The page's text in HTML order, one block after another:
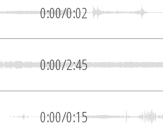
0:00/0:02
0:00/2:45
0:00/0:15